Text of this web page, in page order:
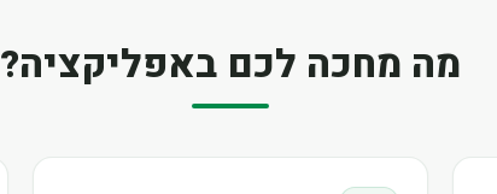
מה מחכה לכם באפליקציה?